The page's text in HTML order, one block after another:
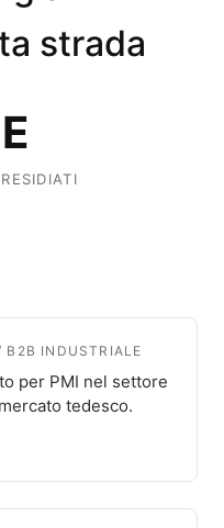
strada
B2B INDUSTRIALE
per PMI nel settore
tedesco.